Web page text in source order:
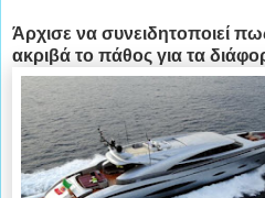
Άρχισε να συνειδητοποιεί
ακριβά το πάθος για τα